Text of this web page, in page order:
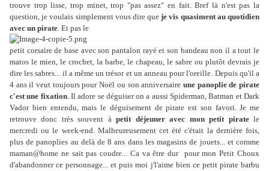
trouve trop lisse, trop minet, trop "pas assez" en fait. Bref là n'est pas la
question, je voulais simplement vous dire queje vis quasiment au quotidien
avec un pirate. Et pas le
petit corsaire de base avec son pantalon rayé et son bandeau non il a tout le
matos le mien, le crochet, la barbe, le chapeau, le sabre ou plutôt devrais je
dire les sabres... il a même un trésor et un anneau pour l'oreille. Depuis qu'il a
4 ans il veut toujours pour Noël ou son anniversaire une panoplie de pirate
c'est une fixation. Il adore se déguiser on a aussi Spiderman, Batman et Dark
Vador bien entendu, mais le déguisement de pirate est son favori. Je me
retrouve donc très souvent àpetit déjeuner avec mon petit piratele
mercredi ou le week-end. Malheureusement cet été c'était la dernière fois,
plus de panoplies au delà de 8 ans dans les magasins de jouets... et comme
maman@home ne sait pas coudre... Ca va être dur pour mon Petit Choux
d'abandonner ce personnage... et puis moi j'l'aime bien ce petit pirate barbu